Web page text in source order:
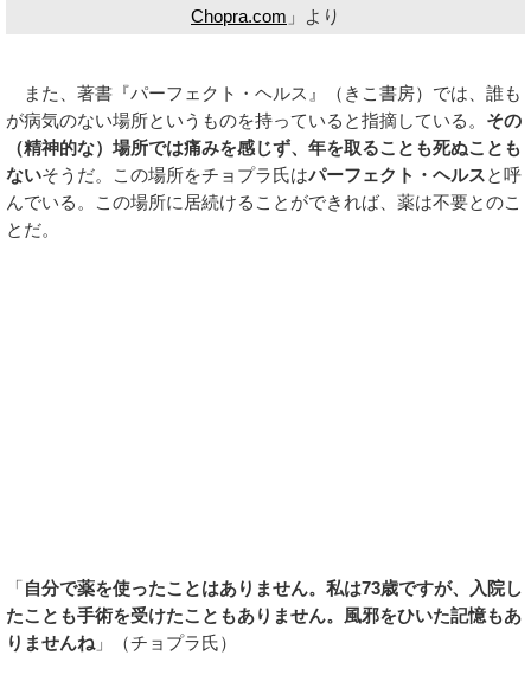
Chopra.com 」より
また、著書『パーフェクト・ヘルス』（きこ書房）では、誰も
が病気のない場所というものを持っていると指摘している。 その
（精神的な）場所では痛みを感じず、年を取ることも死ぬことも
ないそうだ。この場所をチョプラ氏はパーフェクト・ヘルスと呼
んでいる。この場所に居続けることができれば、薬は不要とのこ
とだ。
「自分で薬を使ったことはありません。私は73歳ですが、入院し
たことも手術を受けたこともありません。風邪をひいた記憶もあ
りませんね 」（チョプラ氏）